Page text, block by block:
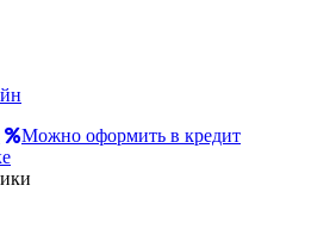
Можно оформить в кредит